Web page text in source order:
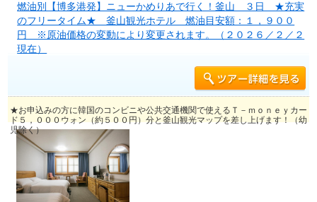
燃油別【博多港発】ニューかめりあで行く！釜山 ３日 ★充実
のフリータイム★ 釜山観光ホテル 燃油目安額：１，９００
円 ※原油価格の変動により変更されます。（２０２６／２／２
現在）
★お申込みの方に韓国のコンビニや公共交通機関で使えるＴ－ｍｏｎｅｙカー
ド５，０００ウォン（約５００円）分と釜山観光マップを差し上げます！（幼
児除く）